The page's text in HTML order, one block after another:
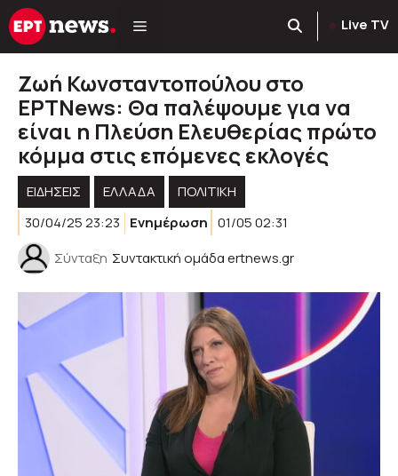
Μετάβαση
σε
Live TV
Ζωή Κωνσταντοπούλου στο
ΕΡΤΝews: Θα παλέψουμε για να
είναι η Πλεύση Ελευθερίας πρώτο
κόμμα στις επόμενες εκλογές
ΕΙΔΗΣΕΙΣ ΕΛΛΑΔΑ
ΠΟΛΙΤΙΚΉ
30/04/25 23:23
Ενημέρωση 01/05 02:31
Σύνταξη Συντακτική ομάδα ertnews.gr